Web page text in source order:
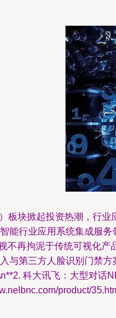
板块掀起投资热潮，行
能行业应用系统集成服
不再拘泥于传统可视化
与第三方人脸识别门禁
科大讯飞：大型对话
product/